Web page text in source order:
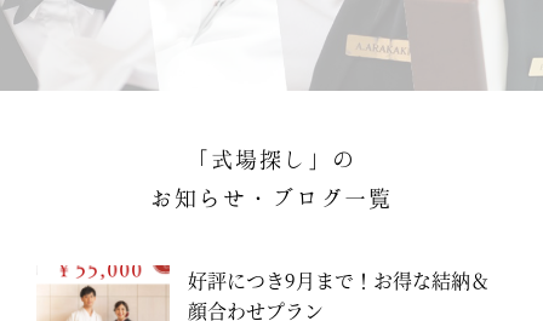
「式場探し」の
お知らせ・ブログ一覧
好評につき9月まで！お得な結納＆
顔合わせプラン